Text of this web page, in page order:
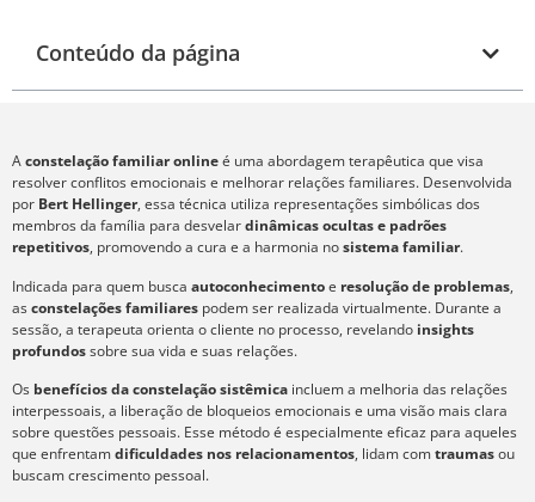
Conteúdo da página
Aconstelação familiar onlineé uma abordagem terapêutica que visa
resolver conflitos emocionais e melhorar relações familiares. Desenvolvida
por Bert Hellinger, essa técnica utiliza representações simbólicas dos
membros da família para desvelardinâmicas ocultas e padrões
repetitivos, promovendo a cura e a harmonia nosistema familiar.
Indicada para quem busca autoconhecimentoe resolução de problemas,
asconstelações familiares podem ser realizada virtualmente. Durante a
sessão, a terapeuta orienta o cliente no processo, revelando insights
profundossobre sua vida e suas relações.
Os benefícios da constelação sistêmica incluem a melhoria das relações
interpessoais, a liberação de bloqueios emocionais e uma visão mais clara
sobre questões pessoais. Esse método é especialmente eficaz para aqueles
que enfrentamdificuldades nos relacionamentos, lidam comtraumasou
buscam crescimento pessoal.